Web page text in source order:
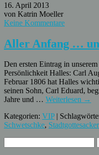
16. April 2013
von Katrin Moeller
Keine Kommentare
Aller Anfang …
Den ersten Eintrag in
Persönlichkeit Halles: Carl
Februar 1806 hat Halles
seinen Sohn, Carl Eduard,
Jahre und … Weiterlesen →
Kategorien: VIP|
Schwetschke, Stadtgottesacker